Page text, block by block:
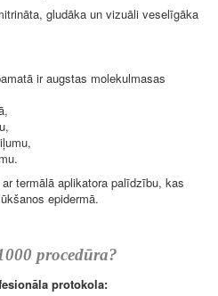
gludāka un vizuāli veselīgāka
ir augstas molekulmasas
termālā aplikatora palīdzību, kas
epidermā.
procedūra?
protokola: